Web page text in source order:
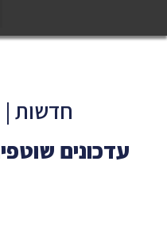
חדשות |
עדכונים